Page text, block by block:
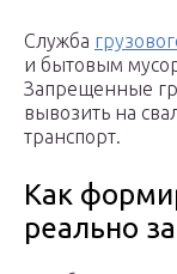
Служба
и бытовым
Запрещенные
вывозить на
транспорт.
Как
реально